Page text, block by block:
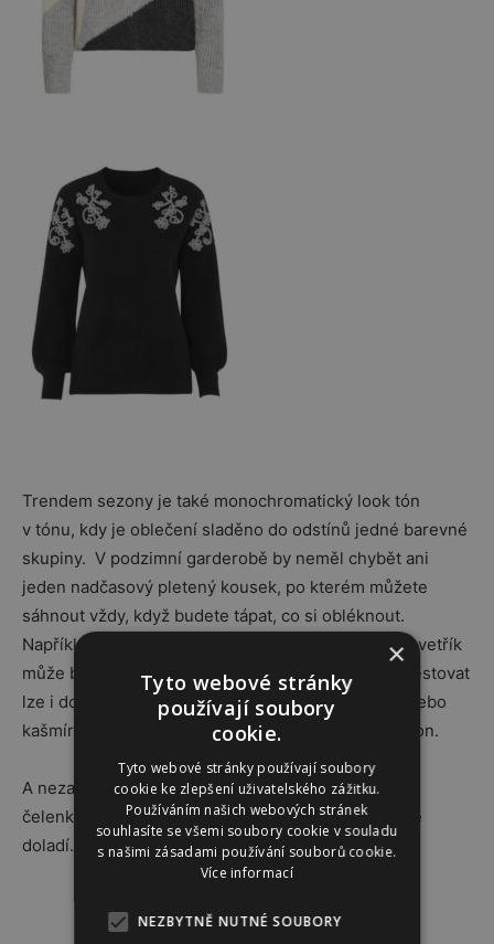
Trendem sezony je také monochromatický look tón
v tónu, kdy je oblečení sladěno do odstínů jedné barevné
skupiny. V podzimní garderobě by neměl chybět ani
jeden nadčasový pletený kousek, po kterém můžete
sáhnout vždy, když budete tápat, co si obléknout.
Například jednoduchý šedý, béžový či smetanový svetřík
může být takovou jistotou ve vašem šatníku. Zainvestovat
lze i do svetrů z kvalitních pletenin jako jsou vlna nebo
kašmír, které vypadají luxusně a vydrží několik sezon.
A nezapomínejte na pletené doplňky – šály, čepice,
čelenky a rukavice, které podzimní outfity dokonale
doladí.
×
Tyto webové stránky
používají soubory
cookie.
Tyto webové stránky používají soubory
cookie ke zlepšení uživatelského zážitku.
Používáním našich webových stránek
souhlasíte se všemi soubory cookie v souladu
s našimi zásadami používání souborů cookie.
Více informací
NEZBYTNĚ NUTNÉ SOUBORY